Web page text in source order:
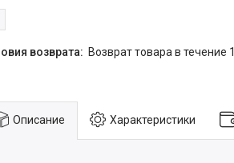
возврат товара в течение
Описание Характеристики